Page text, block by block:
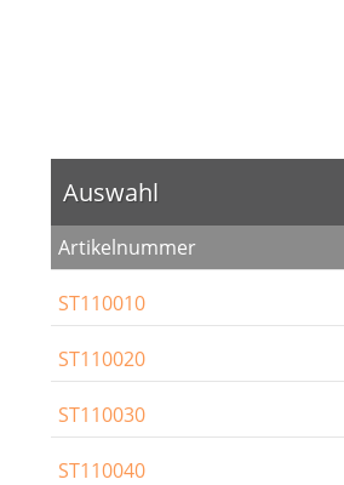
Auswahl
Artikelnummer
ST110010
ST110020
ST110030
ST110040